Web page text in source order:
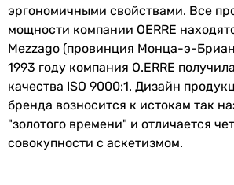
Количество
скоростей
1 шт
Покрытие глянцевое
Производство Италия
Электропитание 230 В
эргономичными свойствами. Все
мощности компании OERRE
Mezzago (провинция Монца-э-
1993 году компания O.ERRE
качества ISO 9000:1. Дизайн
бренда возносится к истокам так
"золотого времени" и отличается
совокупности с аскетизмом.